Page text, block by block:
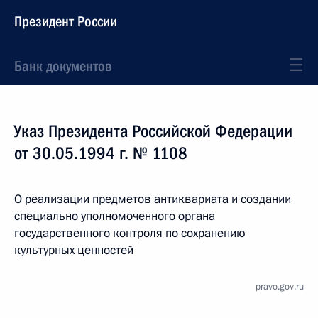
Президент России
Банк документов
Указ Президента Российской Федерации
от 30.05.1994 г. № 1108
О реализации предметов антиквариата и создании
специально уполномоченного органа
государственного контроля по сохранению
культурных ценностей
pravo.gov.ru